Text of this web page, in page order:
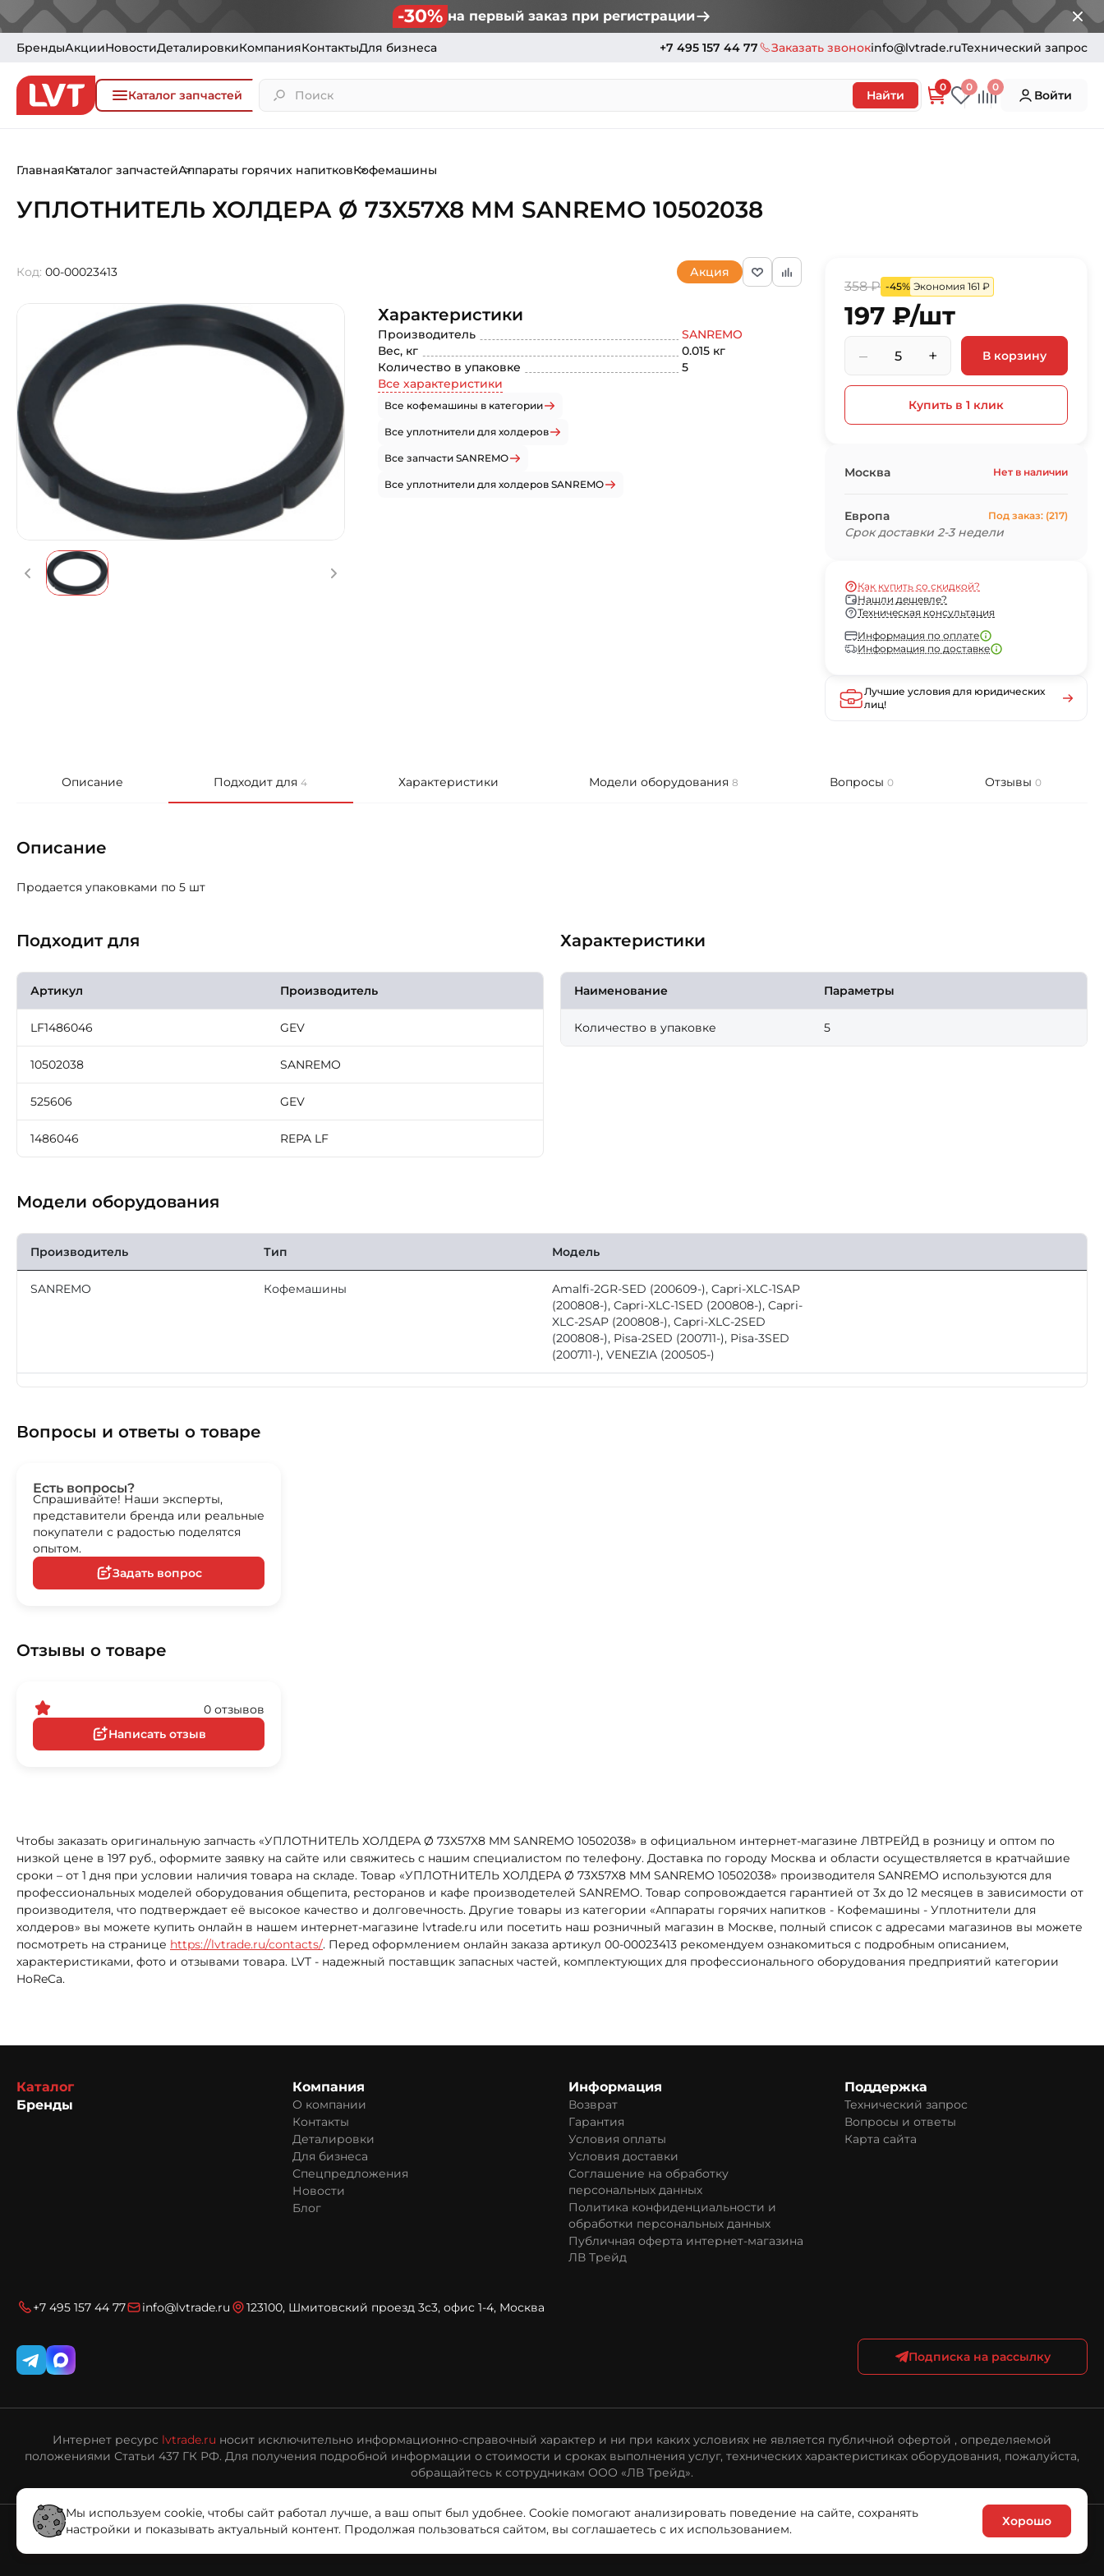
-30% на первый заказ при регистрации
БрендыАкцииНовостиДеталировкиКомпанияКонтактыДля бизнеса +7 495 157 44 77 Заказать звонокinfo@lvtrade.ruТехнический запрос
Каталог запчастей Найти
0 0 0
Войти
ГлавнаяКаталог запчастейАппараты горячих напитковКофемашины
УПЛОТНИТЕЛЬ ХОЛДЕРА Ø 73X57X8 MM SANREMO 10502038
Код: 00-00023413 Акция
Характеристики
Производитель
SANREMO
Вес, кг
0.015 кг
Количество в упаковке
5
Все характеристики
Все кофемашины в категории
Все уплотнители для холдеров
Все запчасти SANREMO
Все уплотнители для холдеров SANREMO
358 ₽ -45% Экономия 161 ₽
197 ₽/шт
– + В корзину
Купить в 1 клик
Москва Нет в наличии
Европа Под заказ: (217)
Срок доставки 2-3 недели
Как купить со скидкой?
Нашли дешевле?
Техническая консультация
Информация по оплате
Информация по доставке
Лучшие условия для юридических
лиц!
Описание Подходит для4 Характеристики Модели оборудования8 Вопросы0 Отзывы0
Описание
Продается упаковками по 5 шт
Подходит для
Артикул Производитель
LF1486046 GEV
10502038 SANREMO
525606 GEV
1486046 REPA LF
Характеристики
Наименование Параметры
Количество в упаковке 5
Модели оборудования
Производитель Тип Модель
SANREMO Кофемашины
Amalfi-2GR-SED (200609-), Capri-XLC-1SAP
(200808-), Capri-XLC-1SED (200808-), Capri-
XLC-2SAP (200808-), Capri-XLC-2SED
(200808-), Pisa-2SED (200711-), Pisa-3SED
(200711-), VENEZIA (200505-)
Вопросы и ответы о товаре
Есть вопросы?
Спрашивайте! Наши эксперты,
представители бренда или реальные
покупатели с радостью поделятся
опытом.
Задать вопрос
Отзывы о товаре
0 отзывов
Написать отзыв
Чтобы заказать оригинальную запчасть «УПЛОТНИТЕЛЬ ХОЛДЕРА Ø 73X57X8 MM SANREMO 10502038» в официальном интернет-магазине ЛВТРЕЙД в розницу и оптом по
низкой цене в 197 руб., оформите заявку на сайте или свяжитесь с нашим специалистом по телефону. Доставка по городу Москва и области осуществляется в кратчайшие
сроки – от 1 дня при условии наличия товара на складе. Товар «УПЛОТНИТЕЛЬ ХОЛДЕРА Ø 73X57X8 MM SANREMO 10502038» производителя SANREMO используются для
профессиональных моделей оборудования общепита, ресторанов и кафе производетелей SANREMO. Товар сопровождается гарантией от 3х до 12 месяцев в зависимости от
производителя, что подтверждает её высокое качество и долговечность. Другие товары из категории «Аппараты горячих напитков - Кофемашины - Уплотнители для
холдеров» вы можете купить онлайн в нашем интернет-магазине lvtrade.ru или посетить наш розничный магазин в Москве, полный список с адресами магазинов вы можете
посмотреть на странице https://lvtrade.ru/contacts/. Перед оформлением онлайн заказа артикул 00-00023413 рекомендуем ознакомиться с подробным описанием,
характеристиками, фото и отзывами товара. LVT - надежный поставщик запасных частей, комплектующих для профессионального оборудования предприятий категории
HoReCa.
Каталог
Бренды
Компания
О компании
Контакты
Деталировки
Для бизнеса
Спецпредложения
Новости
Блог
Информация
Возврат
Гарантия
Условия оплаты
Условия доставки
Соглашение на обработку
персональных данных
Политика конфиденциальности и
обработки персональных данных
Публичная оферта интернет-магазина
ЛВ Трейд
Поддержка
Технический запрос
Вопросы и ответы
Карта сайта
Подписка на рассылку
+7 495 157 44 77 info@lvtrade.ru 123100, Шмитовский проезд 3с3, офис 1-4, Москва
Интернет ресурс lvtrade.ru носит исключительно информационно-справочный характер и ни при каких условиях не является публичной офертой , определяемой
положениями Статьи 437 ГК РФ. Для получения подробной информации о стоимости и сроках выполнения услуг, технических характеристиках оборудования, пожалуйста,
обращайтесь к сотрудникам ООО «ЛВ Трейд».
© «ЛВ Трейд», 2006—2026
Мы используем cookie, чтобы сайт работал лучше, а ваш опыт был удобнее. Cookie помогают анализировать поведение на сайте, сохранять
настройки и показывать актуальный контент. Продолжая пользоваться сайтом, вы соглашаетесь с их использованием.
Хорошо